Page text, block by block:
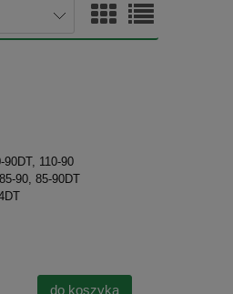
110-90
90, 85-90DT
do koszyka